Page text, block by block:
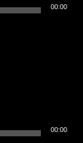
00:00
00:00